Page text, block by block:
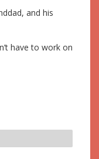
and his
have to work on